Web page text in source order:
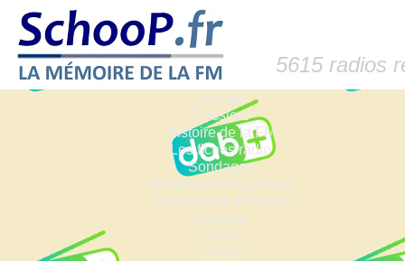
5615 radios
Accueil
Dossiers
Histoire de la FM
Les fiches radio
Sondages
Anciennes fréquences
Fréquences actuelles
Lexique
Liens
Contact